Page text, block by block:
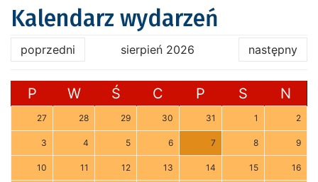
Kalendarz wydarzeń
poprzedni sierpień 2026 następny
P W Ś C P S N
27 28 29 30 31 1 2
3 4 5 6 7 8 9
10 11 12 13 14 15 16